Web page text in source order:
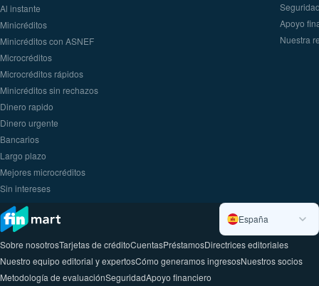
Al instante
Minicréditos
Minicréditos con ASNEF
Microcréditos
Microcréditos rápidos
Minicréditos sin rechazos
Dinero rapido
Dinero urgente
Вancarios
Largo plazo
Mejores microcréditos
Sin intereses
Apoyo
Nuestra
España
Sobre nosotrosTarjetas de créditoCuentasPréstamosDirectrices editoriales
Nuestro equipo editorial y expertosCómo generamos ingresosNuestros socios
Metodología de evaluaciónSeguridadApoyo financiero